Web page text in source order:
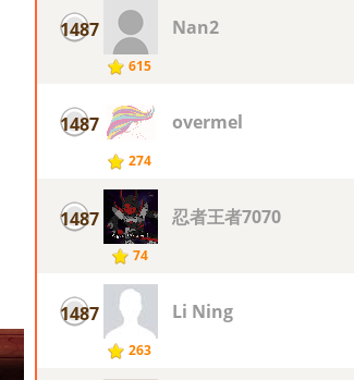
1487
615
Nan2
1487
274
overmel
1487
74
忍者王者7070
1487
263
Li Ning